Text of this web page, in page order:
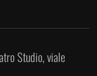
Studio, viale